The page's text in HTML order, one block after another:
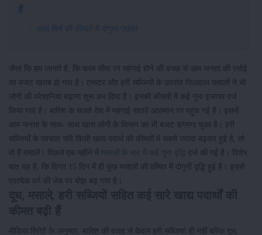
हैं
लाल मिर्च की कीमतों में दोगुना उछाल
जैसा कि हम जानते हैं, कि चरम सीमा पर महंगाई होने की वजह से आम जनता की रसोई
का बजट खराब हो गया है। टमाटर और हरी सब्जियों के उपरांत फिलहाल मसालों ने भी
लोगों की परेशानियां बढ़ाना शुरू कर दिया है। इनकी कीमतों में कई गुना इजाफा दर्ज
किया गया है। बारिश के चलते देश में महंगाई सातवें आसमान पर पहुंच गई है। इससे
आम जनता के साथ- साथ खास लोगों के किचन का भी बजट डगमगा चुका है। हरी
सब्जियों के पश्चात यदि किसी खाद्य पदार्थ की कीमतों में सबसे ज्यादा बढ़वार हुई है, तो
वो हैं मसालें। पिछले एक महीने में मसालों के भाव में कई गुना वृद्धि दर्ज की गई है। विशेष
बात यह है, कि विगत 15 दिन में ही कुछ मसालों की कीमत में दोगुनी वृद्धि हुई है। इससे
प्रत्येक वर्ग की जेब पर बोझ बढ़ गया है।
मीडिया रिपोर्ट के अनुसार, बारिश की वजह से केवल हरी सब्जियां ही नहीं बल्कि दूध,